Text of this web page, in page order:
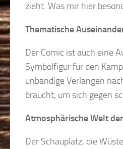
zieht. Was mir hier
Thematische
Der Comic ist auch eine
Symbolfigur für den
unbändige Verlangen
braucht, um sich gegen
Atmosphärische Welt
Der Schauplatz, die